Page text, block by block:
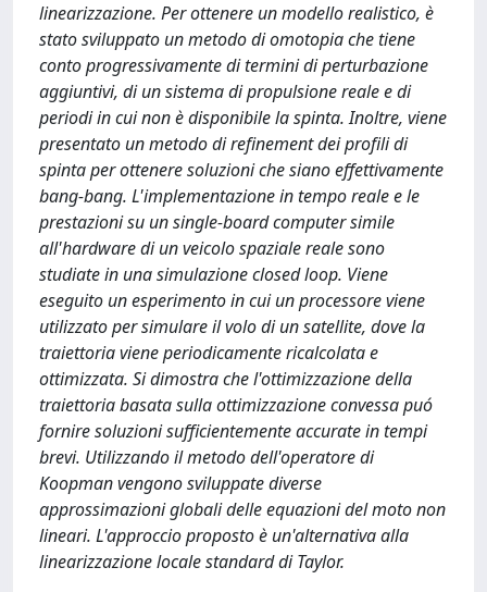
linearizzazione. Per ottenere un modello realistico, è
stato sviluppato un metodo di omotopia che tiene
conto progressivamente di termini di perturbazione
aggiuntivi, di un sistema di propulsione reale e di
periodi in cui non è disponibile la spinta. Inoltre, viene
presentato un metodo di refinement dei profili di
spinta per ottenere soluzioni che siano effettivamente
bang-bang. L'implementazione in tempo reale e le
prestazioni su un single-board computer simile
all'hardware di un veicolo spaziale reale sono
studiate in una simulazione closed loop. Viene
eseguito un esperimento in cui un processore viene
utilizzato per simulare il volo di un satellite, dove la
traiettoria viene periodicamente ricalcolata e
ottimizzata. Si dimostra che l'ottimizzazione della
traiettoria basata sulla ottimizzazione convessa puó
fornire soluzioni sufficientemente accurate in tempi
brevi. Utilizzando il metodo dell'operatore di
Koopman vengono sviluppate diverse
approssimazioni globali delle equazioni del moto non
lineari. L'approccio proposto è un'alternativa alla
linearizzazione locale standard di Taylor.